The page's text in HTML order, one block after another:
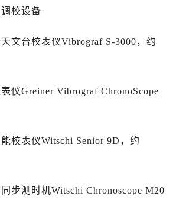
校设备
天文台校表仪Vibrograf S-3000，约
表仪Greiner Vibrograf ChronoScope
能校表仪Witschi Senior 9D，约
同步测时机Witschi Chronoscope M20